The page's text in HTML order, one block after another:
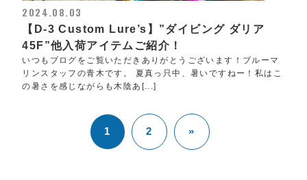
2024.08.03
【D-3 Custom Lure’s】”ダイビング ダリア
45F”他入荷アイテムご紹介！
いつもブログをご覧いただきありがとうございます！ブルーマ
リンスタッフの青木です。 夏真っ只中、暑いですねー！私はこ
の暑さを感じながらも木陰あ[...]
1 2 »